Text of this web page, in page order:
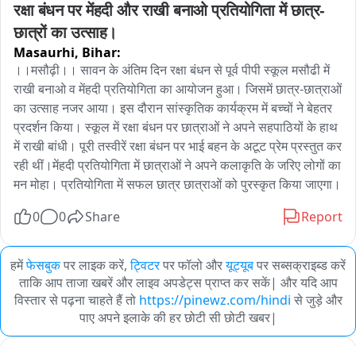
रक्षा बंधन पर मेंहदी और राखी बनाओ प्रतियोगिता में छात्र-
छात्रों का उत्साह।
Masaurhi, Bihar:
।।मसौढ़ी।। सावन के अंतिम दिन रक्षा बंधन से पूर्व पीपी स्कूल मसौढी में
राखी बनाओ व मेंहदी प्रतियोगिता का आयोजन हुआ। जिसमें छात्र-छात्राओं
का उत्साह नजर आया। इस दौरान सांस्कृतिक कार्यक्रम में बच्चों ने बेहतर
प्रदर्शन किया। स्कूल में रक्षा बंधन पर छात्राओं ने अपने सहपाठियों के हाथ
में राखी बांधी। पूरी तस्वीरें रक्षा बंधन पर भाई बहन के अटूट प्रेम प्रस्तुत कर
रही थीं।मेंहदी प्रतियोगिता में छात्राओं ने अपने कलाकृति के जरिए लोगों का
मन मोहा। प्रतियोगिता में सफल छात्र छात्राओं को पुरस्कृत किया जाएगा।
0 0 Share Report
हमेंफेसबुकपर लाइक करें, ट्विटरपर फॉलो औरयूट्यूबपर सब्सक्राइब्ड करें
ताकि आप ताजा खबरें और लाइव अपडेट्स प्राप्त कर सकें| और यदि आप
विस्तार से पढ़ना चाहते हैं तो https://pinewz.com/hindi से जुड़े और
पाए अपने इलाके की हर छोटी सी छोटी खबर|